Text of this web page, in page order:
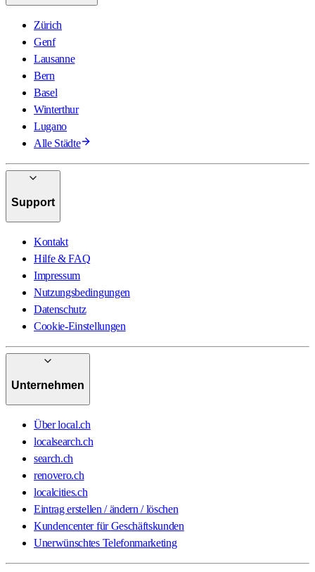
Zürich
Genf
Lausanne
Bern
Basel
Winterthur
Lugano
Alle Städte
Support
Kontakt
Hilfe & FAQ
Impressum
Nutzungsbedingungen
Datenschutz
Cookie-Einstellungen
Unternehmen
Über local.ch
localsearch.ch
search.ch
renovero.ch
localcities.ch
Eintrag erstellen / ändern / löschen
Kundencenter für Geschäftskunden
Unerwünschtes Telefonmarketing